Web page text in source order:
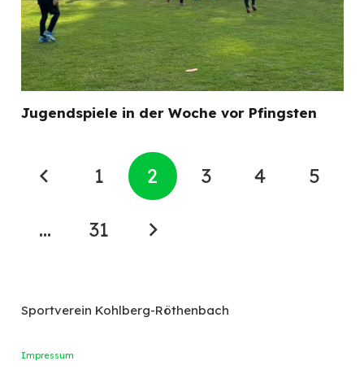
Jugendspiele in der Woche vor Pfingsten
1 2 3 4 5
… 31
Sportverein Kohlberg-Röthenbach
Impressum